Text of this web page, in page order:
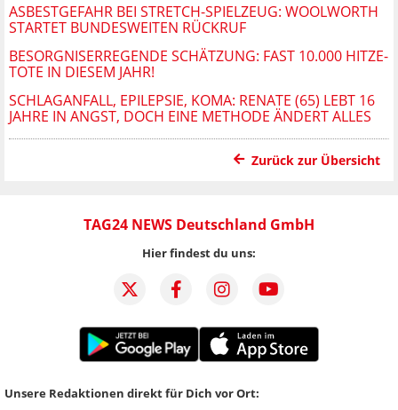
ASBESTGEFAHR BEI STRETCH-SPIELZEUG: WOOLWORTH
STARTET BUNDESWEITEN RÜCKRUF
BESORGNISERREGENDE SCHÄTZUNG: FAST 10.000 HITZE-
TOTE IN DIESEM JAHR!
SCHLAGANFALL, EPILEPSIE, KOMA: RENATE (65) LEBT 16
JAHRE IN ANGST, DOCH EINE METHODE ÄNDERT ALLES
Zurück zur Übersicht
TAG24 NEWS Deutschland GmbH
Hier findest du uns:
Unsere Redaktionen direkt für Dich vor Ort: